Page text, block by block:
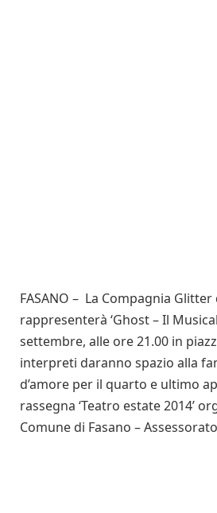
FASANO – La Compagnia Glitter
rappresenterà ‘Ghost – Il
settembre, alle ore 21.00 in
interpreti daranno spazio alla
d’amore per il quarto e ultimo
rassegna ‘Teatro estate 2014’
Comune di Fasano –